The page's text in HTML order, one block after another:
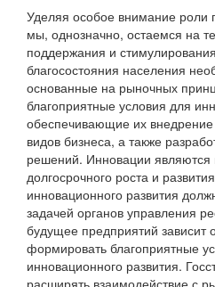
Уделяя особое внимание роли
мы, однозначно, остаемся на
поддержания и
благосостояния населения
основанные на рыночных
благоприятные условия для
обеспечивающие их
видов бизнеса, а также
решений. Инновации
долгосрочного роста и
инновационного развития
задачей органов управления
будущее предприятий зависит
формировать благоприятные
инновационного развития.